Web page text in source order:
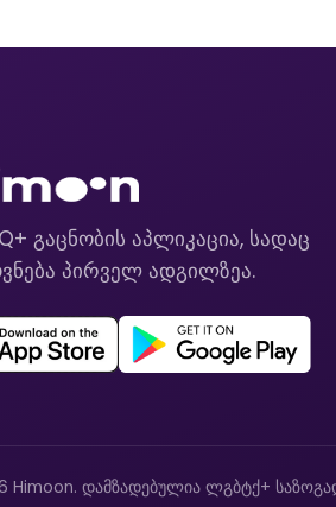
გაცნობის აპლიკაცია, სადაც
პირველ ადგილზეა.
Himoon. დამზადებულია ლგბტქ+